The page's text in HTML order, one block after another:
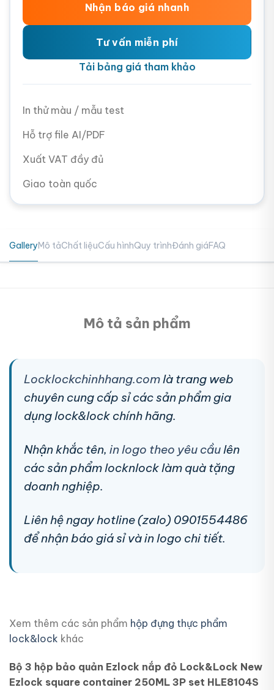
Nhận báo giá nhanh
Tư vấn miễn phí
Tải bảng giá tham khảo
In thử màu / mẫu test
Hỗ trợ file AI/PDF
Xuất VAT đầy đủ
Giao toàn quốc
GalleryMô tảChất liệuCấu hìnhQuy trìnhĐánh giáFAQ
Mô tả sản phẩm
Locklockchinhhang.com là trang web
chuyên cung cấp sỉ các sản phẩm gia
dụng lock&lock chính hãng.
Nhận khắc tên, in logo theo yêu cầu lên
các sản phẩm locknlock làm quà tặng
doanh nghiệp.
Liên hệ ngay hotline (zalo) 0901554486
để nhận báo giá sỉ và in logo chi tiết.
Xem thêm các sản phẩm hộp đựng thực phẩm
lock&lock khác
Bộ 3 hộp bảo quản Ezlock nắp đỏ Lock&Lock New
Ezlock square container 250ML 3P set HLE8104S